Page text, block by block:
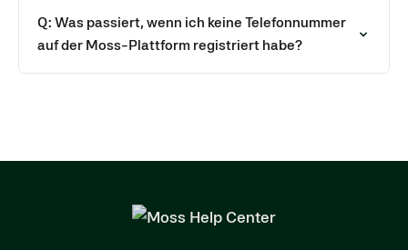
Q: Was passiert, wenn ich keine Telefonnummer
auf der Moss-Plattform registriert habe?